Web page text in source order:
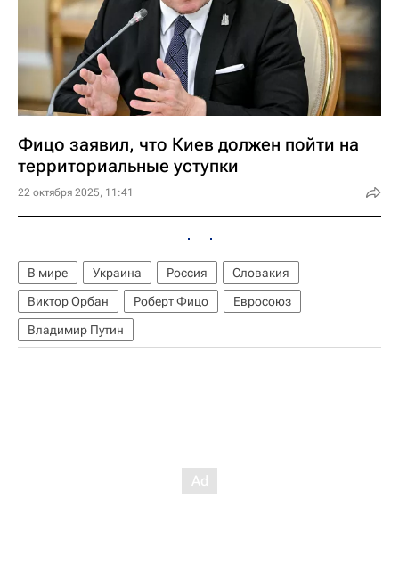
Фицо заявил, что Киев должен пойти на
территориальные уступки
22 октября 2025, 11:41
В мире Украина Россия
Словакия
Виктор Орбан
Роберт Фицо
Евросоюз
Владимир Путин